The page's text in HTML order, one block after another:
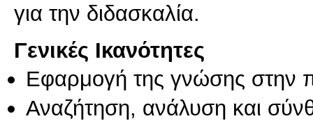
για την διδασκαλία.
Γενικές Ικανότητες
Εφαρμογή της γνώσης στην
Αναζήτηση, ανάλυση και